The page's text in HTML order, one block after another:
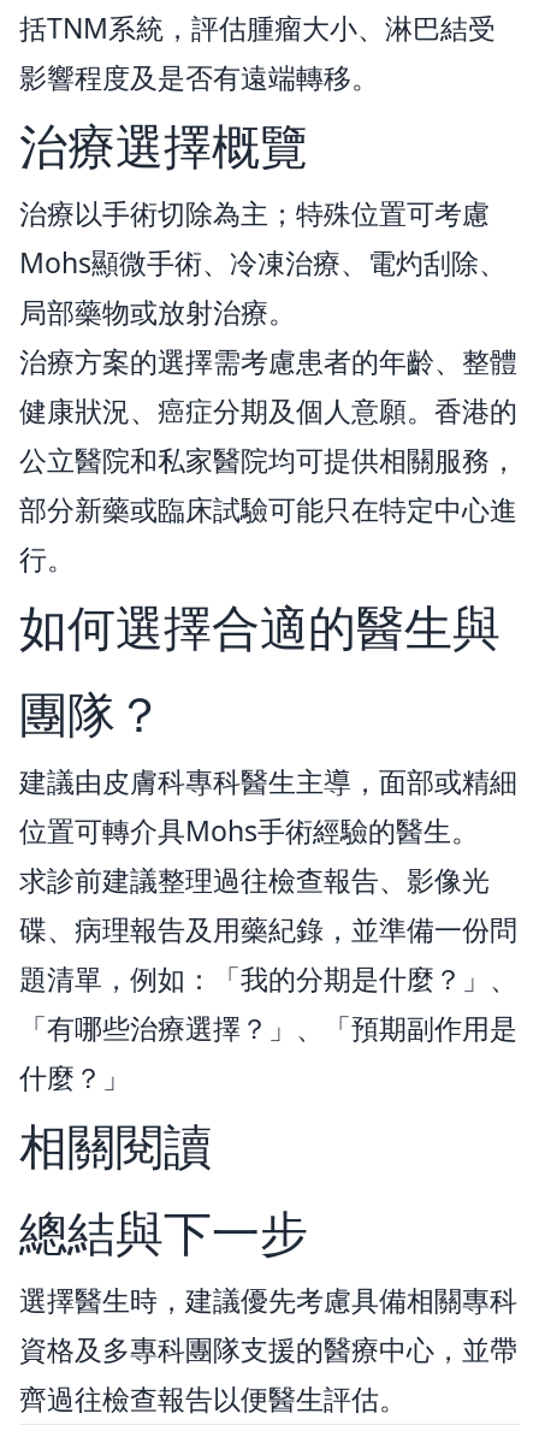
括TNM系統，評估腫瘤大小、淋巴結受
影響程度及是否有遠端轉移。
治療選擇概覽
治療以手術切除為主；特殊位置可考慮
Mohs顯微手術、冷凍治療、電灼刮除、
局部藥物或放射治療。
治療方案的選擇需考慮患者的年齡、整體
健康狀況、癌症分期及個人意願。香港的
公立醫院和私家醫院均可提供相關服務，
部分新藥或臨床試驗可能只在特定中心進
行。
如何選擇合適的醫生與
團隊？
建議由皮膚科專科醫生主導，面部或精細
位置可轉介具Mohs手術經驗的醫生。
求診前建議整理過往檢查報告、影像光
碟、病理報告及用藥紀錄，並準備一份問
題清單，例如：「我的分期是什麼？」、
「有哪些治療選擇？」、「預期副作用是
什麼？」
相關閱讀
總結與下一步
選擇醫生時，建議優先考慮具備相關專科
資格及多專科團隊支援的醫療中心，並帶
齊過往檢查報告以便醫生評估。